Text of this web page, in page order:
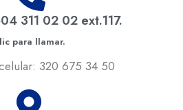
311 02 02 ext.117.
para llamar.
320 675 34 50